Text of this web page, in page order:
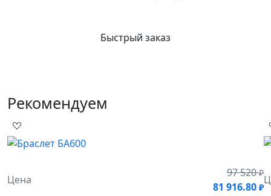
Быстрый заказ
Рекомендуем
Цена
97 520₽
81 916.80 ₽